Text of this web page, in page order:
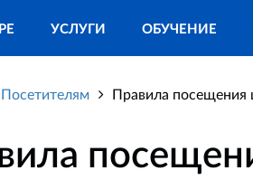
УСЛУГИ ОБУЧЕНИЕ
Посетителям Правила посещения